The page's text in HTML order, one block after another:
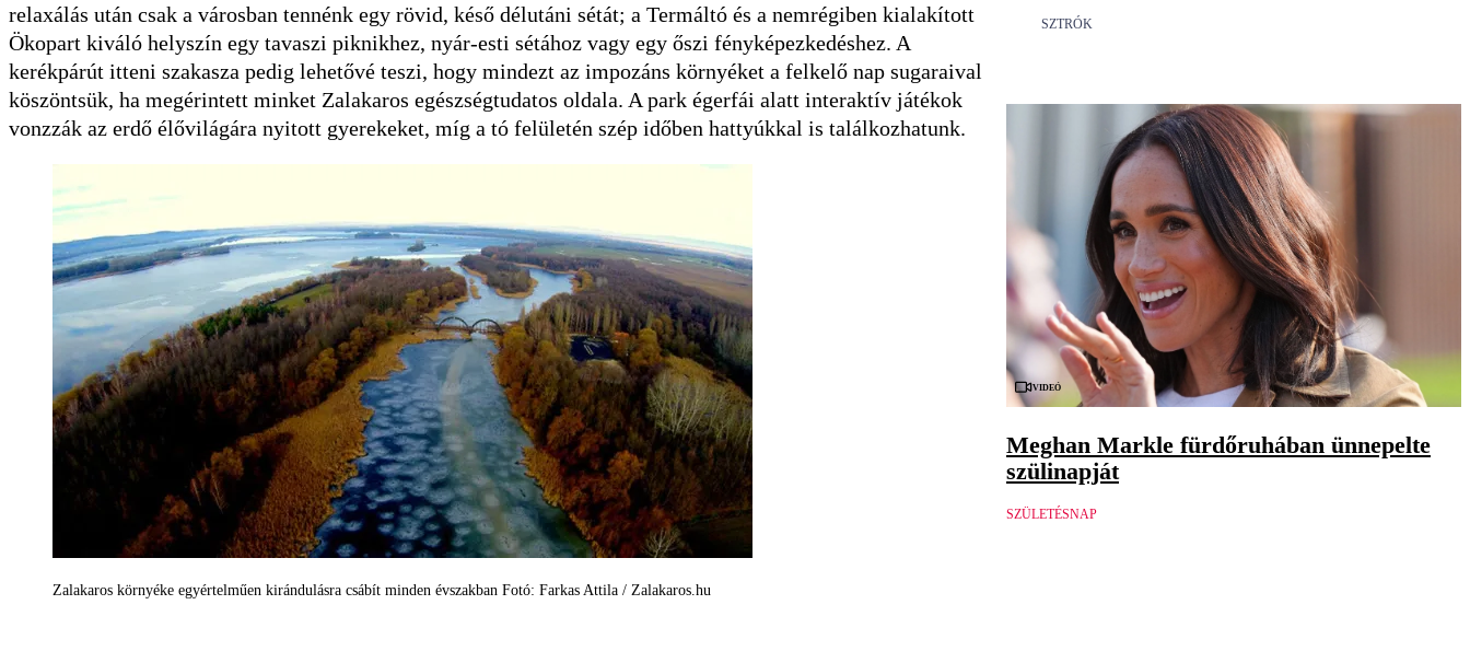
relaxálás után csak a városban tennénk egy rövid, késő délutáni sétát; a Termáltó és a nemrégiben kialakított
Ökopart kiváló helyszín egy tavaszi piknikhez, nyár-esti sétához vagy egy őszi fényképezkedéshez. A
kerékpárút itteni szakasza pedig lehetővé teszi, hogy mindezt az impozáns környéket a felkelő nap sugaraival
köszöntsük, ha megérintett minket Zalakaros egészségtudatos oldala. A park égerfái alatt interaktív játékok
vonzzák az erdő élővilágára nyitott gyerekeket, míg a tó felületén szép időben hattyúkkal is találkozhatunk.
Zalakaros környéke egyértelműen kirándulásra csábít minden évszakban Fotó: Farkas Attila / Zalakaros.hu
SZTRÓK
Videó
Meghan Markle fürdőruhában ünnepelte
szülinapját
SZÜLETÉSNAP